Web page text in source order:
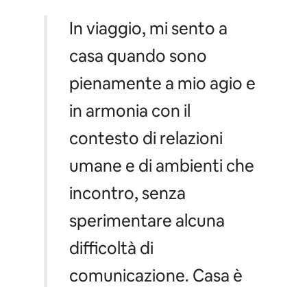
In viaggio, mi sento a
casa quando sono
pienamente a mio agio e
in armonia con il
contesto di relazioni
umane e di ambienti che
incontro, senza
sperimentare alcuna
difficoltà di
comunicazione. Casa è